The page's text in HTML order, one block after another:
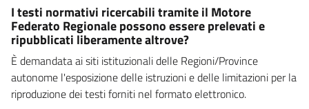
I testi normativi ricercabili tramite il Motore
Federato Regionale possono essere prelevati e
ripubblicati liberamente altrove?
È demandata ai siti istituzionali delle Regioni/Province
autonome l'esposizione delle istruzioni e delle limitazioni per la
riproduzione dei testi forniti nel formato elettronico.